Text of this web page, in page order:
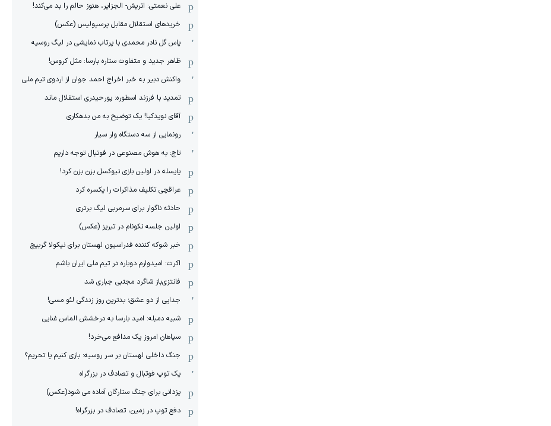
علی نعمتی: اتریش- الجزایر، هنوز حالم را بد می‌کند!
خریدهای استقلال مقابل پرسپولیس (عکس)
پاس گل نادر محمدی با پرتاب نمایشی در لیگ روسیه
ظاهر جدید و متفاوت ستاره بارسا: مثل کروس!
واکنش دبیر به خبر اخراج احمد جوان از اردوی تیم ملی
تمدید با فرزند اسطوره: پورحیدری استقلال ماند
آقای نویدکیا! یک توضیح به من بدهکاری
رونمایی از سه دستگاه وار سیار
تاج: به هوش مصنوعی در فوتبال توجه داریم
یایسله در اولین بازی نیوکسل بزن بزن کرد!
عراقچی تکلیف مذاکرات را یکسره کرد
حادثه ناگوار برای سرمربی لیگ برتری
اولین جلسه نکونام در تبریز (عکس)
خبر شوکه کننده فدراسیون لهستان برای نیکولا گربیچ
اکرت: امیدوارم دوباره در تیم ملی ایران باشم
فانتزی‌باز شاگرد مجتبی جباری شد
جدایی از دو عشق؛ بدترین روز زندگی لئو مسی!
شبیه دمبله: امید بارسا به درخشش الماس غنایی
سپاهان امروز یک مدافع می‌خرد!
جنگ داخلی لهستان بر سر روسیه: بازی کنیم یا تحریم؟
یک توپ فوتبال و تصادف در بزرگراه
یزدانی برای جنگ ستارگان آماده می شود(عکس)
دفع توپ در زمین، تصادف در بزرگراه!